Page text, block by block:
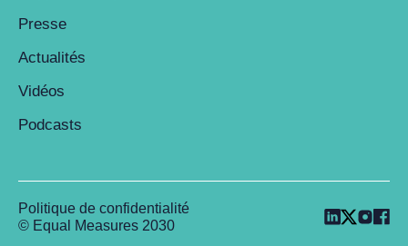
Presse
Actualités
Vidéos
Podcasts
© Equal Measures 2030
Politique de confidentialité